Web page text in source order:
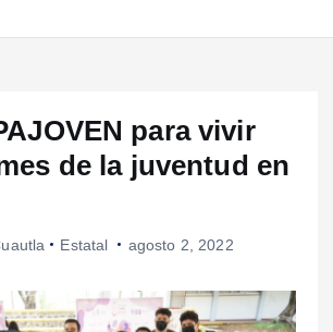
para vivir
de la juventud en
Estatal agosto 2, 2022